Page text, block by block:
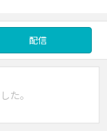
配信
た。